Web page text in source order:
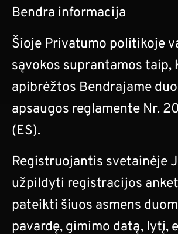
Bendra informacija
Šioje Privatumo politikoje
sąvokos suprantamos taip,
apibrėžtos Bendrajame
apsaugos reglamente Nr.
(ES).
Registruojantis svetainėje
užpildyti registracijos
pateikti šiuos asmens
pavardę, gimimo datą, lytį,